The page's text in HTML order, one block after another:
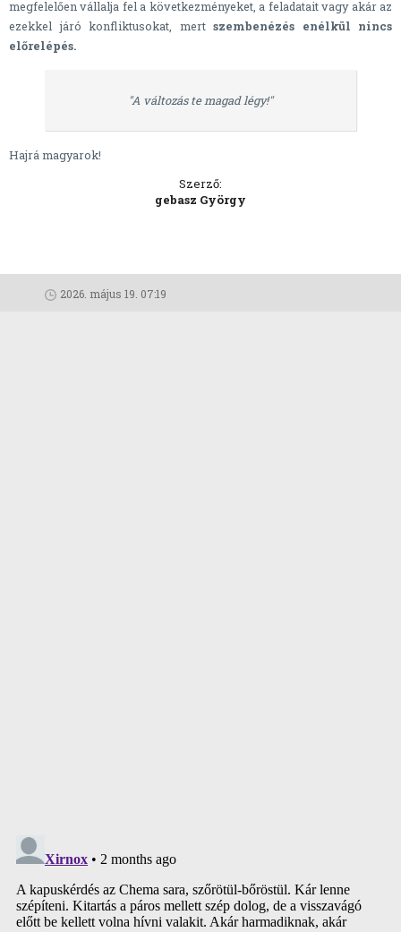
megfelelően vállalja fel a következményeket, a feladatait vagy akár az
ezekkel járó konfliktusokat, mert szembenézés enélkül nincs
előrelépés.
"A változás te magad légy!"
Hajrá magyarok!
Szerző:
gebasz György
2026. május 19. 07:19